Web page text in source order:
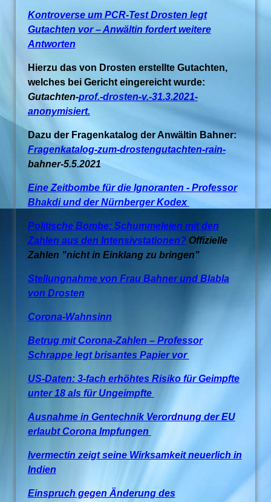
Kontroverse um PCR-Test Drosten legt
Gutachten vor – Anwältin fordert weitere
Antworten
Hierzu das von Drosten erstellte Gutachten,
welches bei Gericht eingereicht wurde:
Gutachten-prof.-drosten-v.-31.3.2021-
anonymisiert.
Dazu der Fragenkatalog der Anwältin Bahner:
Fragenkatalog-zum-drostengutachten-rain-
bahner-5.5.2021
Eine Zeitbombe für die Ignoranten - Professor
Bhakdi und der Nürnberger Kodex
Politische Bombe: Schummeleien mit den
Zahlen aus den Intensivstationen?Offizielle
Zahlen "nicht in Einklang zu bringen"
Stellungnahme von Frau Bahner und Blabla
von Drosten
Corona-Wahnsinn
Betrug mit Corona-Zahlen – Professor
Schrappe legt brisantes Papier vor
US-Daten: 3-fach erhöhtes Risiko für Geimpfte
unter 18 als für Ungeimpfte
Ausnahme in Gentechnik Verordnung der EU
erlaubt Corona Impfungen
Ivermectin zeigt seine Wirksamkeit neuerlich in
Indien
Einspruch gegen Änderung des